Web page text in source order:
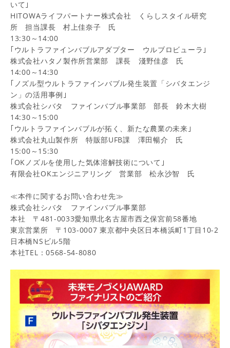
いて｣
HITOWAライフパートナー株式会社 くらしスタイル研究
所 担当課長 村上佳奈子 氏
13:30～14:00
｢ウルトラファインバブルアダプター ウルブロビューラ｣
株式会社ハタノ製作所営業部 課長 淺野佳彦 氏
14:00～14:30
｢ノズル型ウルトラファインバブル発生装置「シバタエンジ
ン」の活用事例｣
株式会社シバタ ファインバブル事業部 部長 鈴木大樹
14:30～15:00
｢ウルトラファインバブルが拓く、新たな農業の未来｣
株式会社丸山製作所 特販部UFB課 澤田暢介 氏
15:00～15:30
｢OKノズルを使用した気体溶解技術について｣
有限会社OKエンジニアリング 営業部 松永沙智 氏
≪本件に関するお問い合わせ先≫
株式会社シバタ ファインバブル事業部
本社 〒481-0033愛知県北名古屋市西之保宮前58番地
東京営業所 〒 103-0007東京都中央区日本橋浜町1 丁目 10-2
日本橋NS ビル5階
本社TEL：0568-54-8080